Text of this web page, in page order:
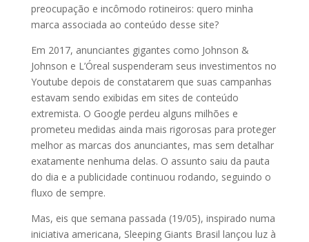
preocupação e incômodo rotineiros: quero minha
marca associada ao conteúdo desse site?
Em 2017, anunciantes gigantes como Johnson &
Johnson e L’Óreal suspenderam seus investimentos no
Youtube depois de constatarem que suas campanhas
estavam sendo exibidas em sites de conteúdo
extremista. O Google perdeu alguns milhões e
prometeu medidas ainda mais rigorosas para proteger
melhor as marcas dos anunciantes, mas sem detalhar
exatamente nenhuma delas. O assunto saiu da pauta
do dia e a publicidade continuou rodando, seguindo o
fluxo de sempre.
Mas, eis que semana passada (19/05), inspirado numa
iniciativa americana, Sleeping Giants Brasil lançou luz à